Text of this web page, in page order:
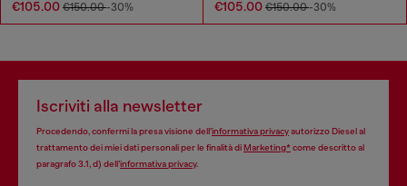
€105.00 €150.00-30% €105.00 €150.00-30%
Iscriviti alla newsletter
Procedendo, confermi la presa visione dell’informativa privacyautorizzo Diesel al
trattamento dei miei dati personali per le finalità diMarketing*come descritto al
paragrafo 3.1, d) dell’informativa privacy.